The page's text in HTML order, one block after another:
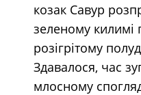
козак Савур
зеленому килимі
розігрітому
Здавалося, час
млосному